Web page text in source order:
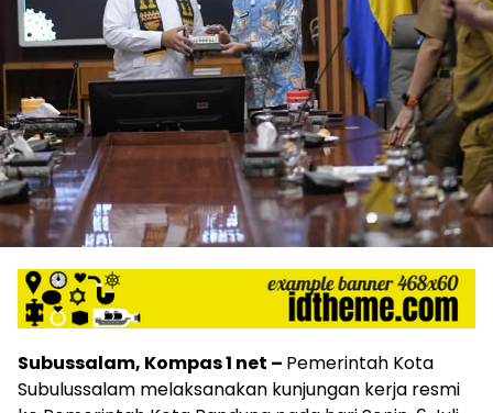
Subussalam, Kompas 1 net – Pemerintah Kota
Subulussalam melaksanakan kunjungan kerja resmi